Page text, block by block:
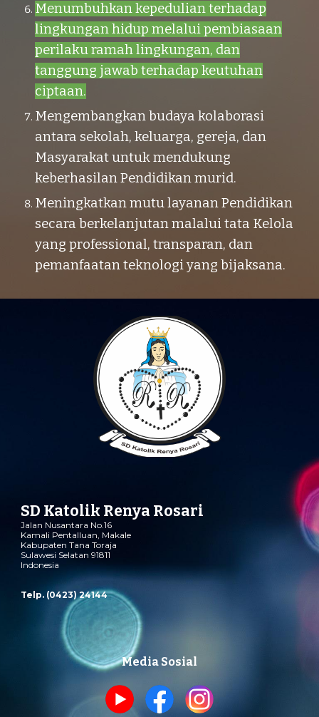
Menumbuhkan kepedulian terhadap
lingkungan hidup melalui pembiasaan
perilaku ramah lingkungan, dan
tanggung jawab terhadap keutuhan
ciptaan.
Mengembangkan budaya kolaborasi
antara sekolah, keluarga, gereja, dan
Masyarakat untuk mendukung
keberhasilan Pendidikan murid.
Meningkatkan mutu layanan Pendidikan
secara berkelanjutan malalui tata Kelola
yang professional, transparan, dan
pemanfaatan teknologi yang bijaksana.
SD Katolik Renya Rosari
Jalan Nusantara No.16
Kamali Pentalluan, Makale
Kabupaten Tana Toraja
Sulawesi Selatan 91811
Indonesia
Telp. (0423) 24144
Media Sosial